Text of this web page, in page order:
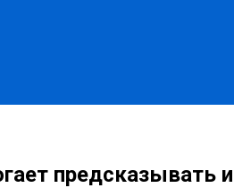
предсказывать